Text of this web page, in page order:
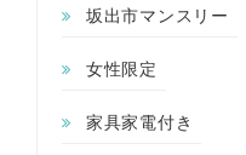
坂出市マンスリー
女性限定
家具家電付き